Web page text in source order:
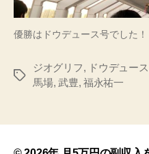
優勝はドウデュース号でした！
ジオグリフ, ドウデュース
馬場, 武豊, 福永祐一